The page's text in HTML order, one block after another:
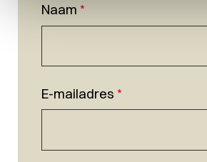
Naam *
E-mailadres *